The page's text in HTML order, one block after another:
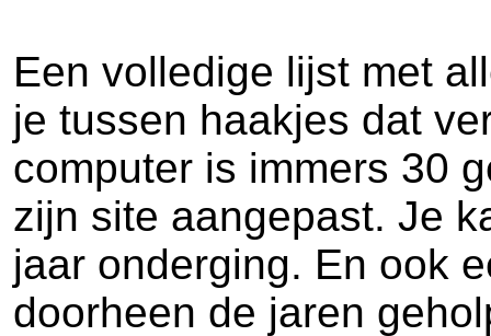
Een volledige lijst met
je tussen haakjes dat
computer is immers 30
zijn site aangepast. Je
jaar onderging. En ook
doorheen de jaren